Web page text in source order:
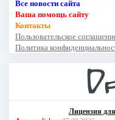
Все новости сайта
Ваша помощь сайту
Контакты
Пользовательское
Политика
Лицензия